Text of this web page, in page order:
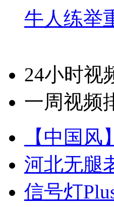
牛人练举
24小时视
一周视频
【中国
河北无腿
信号灯